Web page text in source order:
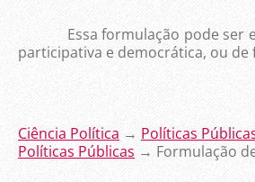
Essa formulação pode ser
participativa e democrática, ou
Ciência Política → Políticas
Políticas Públicas → Formulação